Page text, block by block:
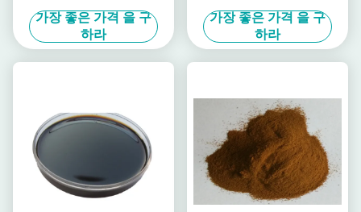
가장 좋은 가격 을 구
하라
질산
가장 좋은 가격 을 구
하라